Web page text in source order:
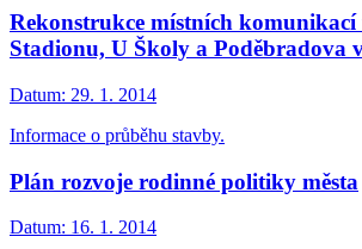
Rekonstrukce místních
Stadionu, U Školy a Poděbradova
Datum: 29. 1. 2014
Informace o průběhu stavby.
Plán rozvoje rodinné politiky města
Datum: 16. 1. 2014